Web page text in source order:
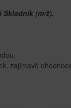
(m/ž).
zajímavě